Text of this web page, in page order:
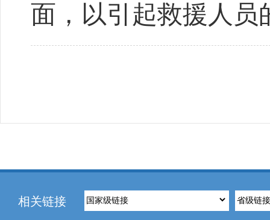
面，以引起救援人员
相关链接